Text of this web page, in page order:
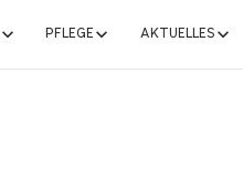
PFLEGE AKTUELLES